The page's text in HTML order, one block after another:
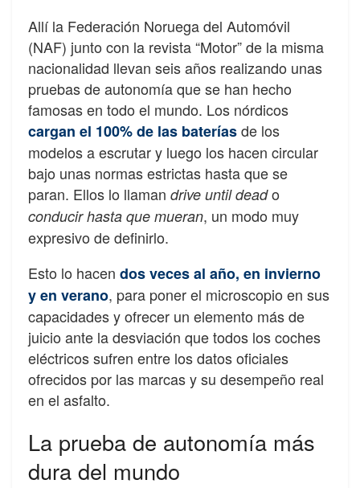
Allí la Federación Noruega del Automóvil
(NAF) junto con la revista “Motor” de la misma
nacionalidad llevan seis años realizando unas
pruebas de autonomía que se han hecho
famosas en todo el mundo. Los nórdicos
cargan el 100% de las bateríasde los
modelos a escrutar y luego los hacen circular
bajo unas normas estrictas hasta que se
paran. Ellos lo llaman drive until deado
conducir hasta que mueran, un modo muy
expresivo de definirlo.
Esto lo hacen dos veces al año, en invierno
y en verano, para poner el microscopio en sus
capacidades y ofrecer un elemento más de
juicio ante la desviación que todos los coches
eléctricos sufren entre los datos oficiales
ofrecidos por las marcas y su desempeño real
en el asfalto.
La prueba de autonomía más
dura del mundo